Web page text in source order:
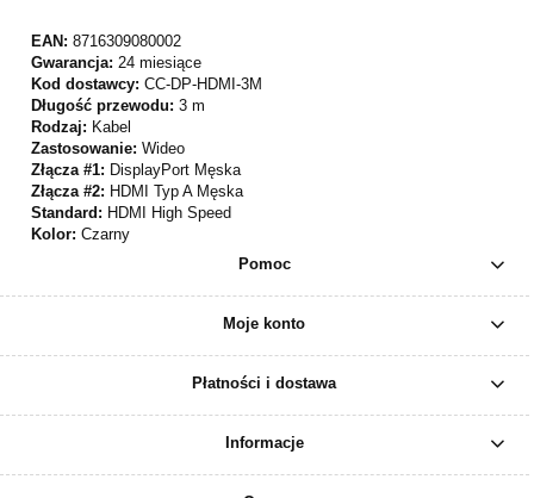
EAN: 8716309080002
Gwarancja: 24 miesiące
Kod dostawcy: CC-DP-HDMI-3M
Długość przewodu: 3 m
Rodzaj: Kabel
Zastosowanie: Wideo
Złącza #1: DisplayPort Męska
Złącza #2: HDMI Typ A Męska
Standard: HDMI High Speed
Kolor: Czarny
Pomoc
Moje konto
Płatności i dostawa
Informacje